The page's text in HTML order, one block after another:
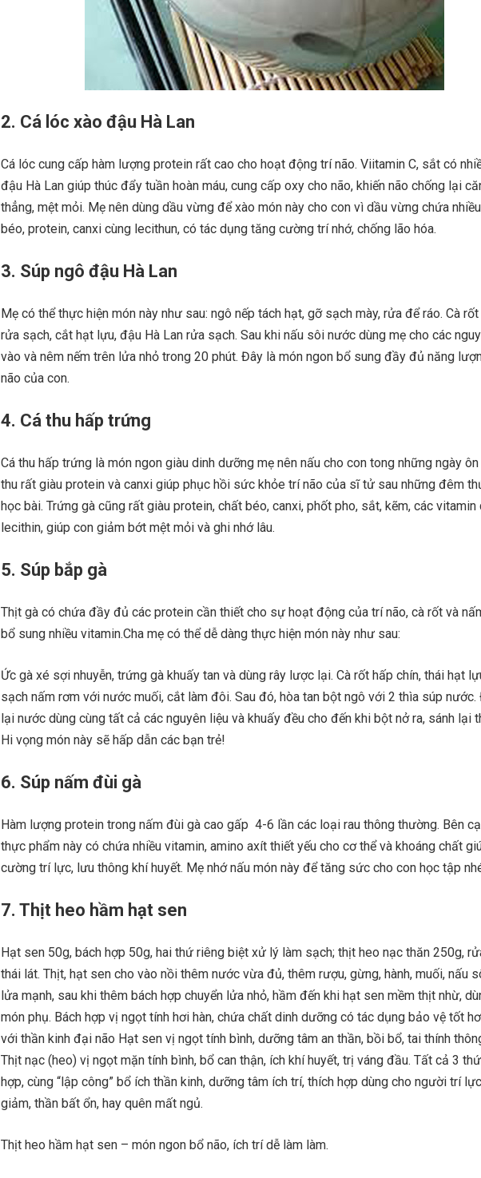
2. Cá lóc xào đậu Hà Lan
Cá lóc cung cấp hàm lượng protein rất cao cho hoạt động trí não. Viitamin C, sắt có
đậu Hà Lan giúp thúc đẩy tuần hoàn máu, cung cấp oxy cho não, khiến não chống lại
thẳng, mệt mỏi. Mẹ nên dùng dầu vừng để xào món này cho con vì dầu vừng chứa
béo, protein, canxi cùng lecithun, có tác dụng tăng cường trí nhớ, chống lão hóa.
3. Súp ngô đậu Hà Lan
Mẹ có thể thực hiện món này như sau: ngô nếp tách hạt, gỡ sạch mày, rửa để ráo. Cà
rửa sạch, cắt hạt lựu, đậu Hà Lan rửa sạch. Sau khi nấu sôi nước dùng mẹ cho các
vào và nêm nếm trên lửa nhỏ trong 20 phút. Đây là món ngon bổ sung đầy đủ năng
não của con.
4. Cá thu hấp trứng
Cá thu hấp trứng là món ngon giàu dinh dưỡng mẹ nên nấu cho con tong những ngày ôn
thu rất giàu protein và canxi giúp phục hồi sức khỏe trí não của sĩ tử sau những đêm
học bài. Trứng gà cũng rất giàu protein, chất béo, canxi, phốt pho, sắt, kẽm, các vitamin
lecithin, giúp con giảm bớt mệt mỏi và ghi nhớ lâu.
5. Súp bắp gà
Thịt gà có chứa đầy đủ các protein cần thiết cho sự hoạt động của trí não, cà rốt và
bổ sung nhiều vitamin.Cha mẹ có thể dễ dàng thực hiện món này như sau:
Ức gà xé sợi nhuyễn, trứng gà khuấy tan và dùng rây lược lại. Cà rốt hấp chín, thái hạt
sạch nấm rơm với nước muối, cắt làm đôi. Sau đó, hòa tan bột ngô với 2 thìa súp
lại nước dùng cùng tất cả các nguyên liệu và khuấy đều cho đến khi bột nở ra, sánh lại
Hi vọng món này sẽ hấp dẫn các bạn trẻ!
6. Súp nấm đùi gà
Hàm lượng protein trong nấm đùi gà cao gấp 4-6 lần các loại rau thông thường. Bên
thực phẩm này có chứa nhiều vitamin, amino axít thiết yếu cho cơ thể và khoáng chất
cường trí lực, lưu thông khí huyết. Mẹ nhớ nấu món này để tăng sức cho con học tập
7. Thịt heo hầm hạt sen
Hạt sen 50g, bách hợp 50g, hai thứ riêng biệt xử lý làm sạch; thịt heo nạc thăn 250g,
thái lát. Thịt, hạt sen cho vào nồi thêm nước vừa đủ, thêm rượu, gừng, hành, muối, nấu
lửa mạnh, sau khi thêm bách hợp chuyển lửa nhỏ, hầm đến khi hạt sen mềm thịt nhừ,
món phụ. Bách hợp vị ngọt tính hơi hàn, chứa chất dinh dưỡng có tác dụng bảo vệ tốt
với thần kinh đại não Hạt sen vị ngọt tính bình, dưỡng tâm an thần, bồi bổ, tai thính
Thịt nạc (heo) vị ngọt mặn tính bình, bổ can thận, ích khí huyết, trị váng đầu. Tất cả 3
hợp, cùng “lập công” bổ ích thần kinh, dưỡng tâm ích trí, thích hợp dùng cho người trí
giảm, thần bất ổn, hay quên mất ngủ.
Thịt heo hầm hạt sen – món ngon bổ não, ích trí dễ làm làm.